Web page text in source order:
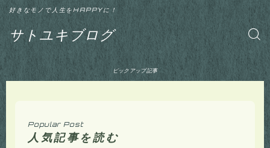
サトユキブログ
好きなモノで人生をHAPPYに！
ピックアップ記事
Popular Post
人気記事を読む